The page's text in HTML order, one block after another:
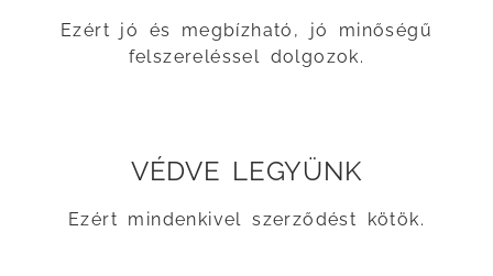
Ezért jó és megbízható, jó minőségű
felszereléssel dolgozok.
VÉDVE LEGYÜNK
Ezért mindenkivel szerződést kötök.